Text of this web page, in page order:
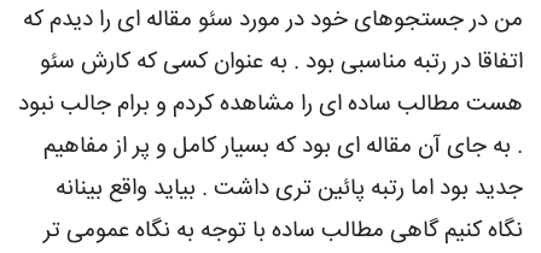
من در جستجوهای خود در مورد سئو مقاله ای را دیدم که
اتفاقا در رتبه مناسبی بود . به عنوان کسی که کارش سئو
هست مطالب ساده ای را مشاهده کردم و برام جالب نبود
. به جای آن مقاله ای بود که بسیار کامل و پر از مفاهیم
جدید بود اما رتبه پائین تری داشت . بیاید واقع بینانه
نگاه کنیم گاهی مطالب ساده با توجه به نگاه عمومی تر